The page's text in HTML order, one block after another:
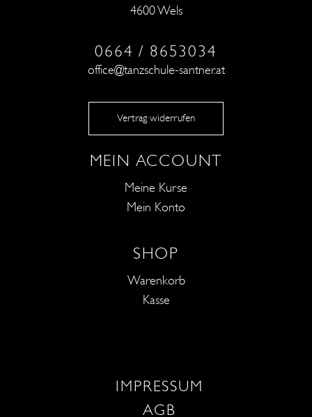
4600 Wels
0664 / 8653034
office@tanzschule-santner.at
Vertrag widerrufen
MEIN ACCOUNT
Meine Kurse
Mein Konto
SHOP
Warenkorb
Kasse
IMPRESSUM
AGB